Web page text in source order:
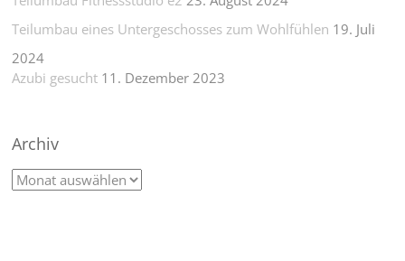
Teilumbau eines Untergeschosses zum Wohlfühlen 19. Juli
2024
Azubi gesucht 11. Dezember 2023
Archiv